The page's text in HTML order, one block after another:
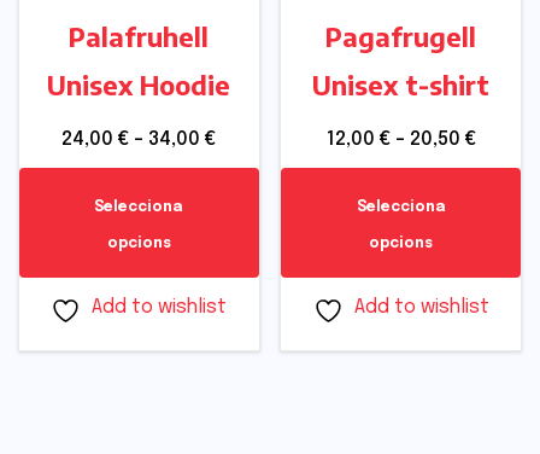
Palafruhell
Unisex Hoodie
24,00€ – 34,00€
Selecciona
opcions
Add to wishlist
Pagafrugell
Unisex t-shirt
12,00 € – 20,50 €
Selecciona
opcions
Add to wishlist